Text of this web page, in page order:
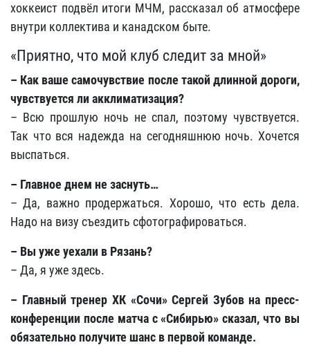
хоккеист подвёл итоги МЧМ, рассказал об атмосфере
внутри коллектива и канадском быте.
«Приятно, что мой клуб следит за мной»
– Как ваше самочувствие после такой длинной дороги,
чувствуется ли акклиматизация?
– Всю прошлую ночь не спал, поэтому чувствуется.
Так что вся надежда на сегодняшнюю ночь. Хочется
выспаться.
– Главное днем не заснуть…
– Да, важно продержаться. Хорошо, что есть дела.
Надо на визу съездить сфотографироваться.
– Вы уже уехали в Рязань?
– Да, я уже здесь.
– Главный тренер ХК «Сочи» Сергей Зубов на пресс-
конференции после матча с «Сибирью» сказал, что вы
обязательно получите шанс в первой команде.